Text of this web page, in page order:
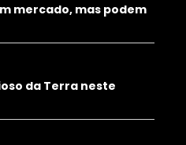
mercado, mas podem
da Terra neste